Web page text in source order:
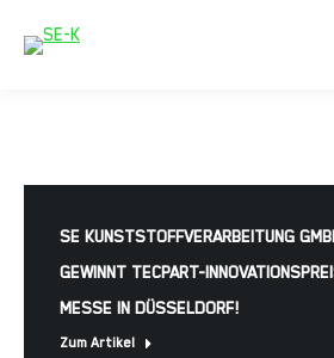
SE KUNSTSTOFFVERARBEITUNG
GEWINNT TECPART-
MESSE IN DÜSSELDORF!
Zum Artikel